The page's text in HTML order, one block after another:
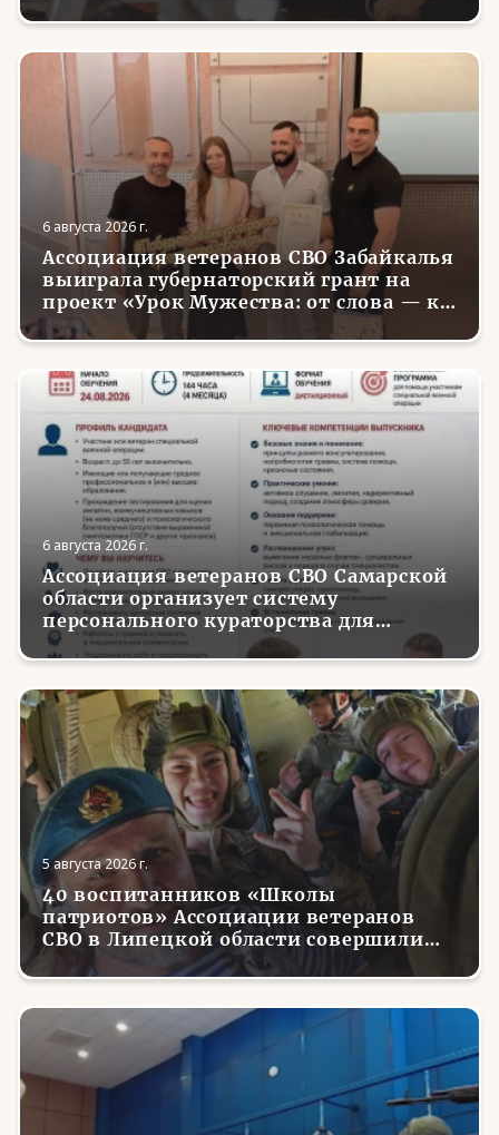
6 августа 2026 г.
Ассоциация ветеранов СВО Забайкалья
выиграла губернаторский грант на
проект «Урок Мужества: от слова — к
делу»
6 августа 2026 г.
Ассоциация ветеранов СВО Самарской
области организует систему
персонального кураторства для
трудоустройства и социализации
вернувшихся с фронта бойцов
5 августа 2026 г.
40 воспитанников «Школы
патриотов» Ассоциации ветеранов
СВО в Липецкой области совершили
первые парашютные прыжки